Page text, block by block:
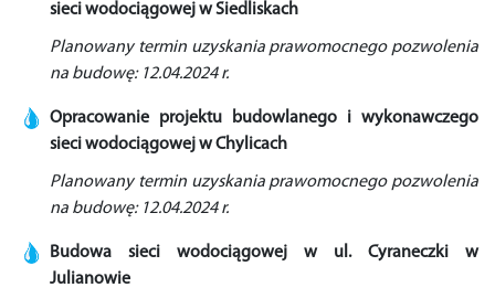
sieci wodociągowej w Siedliskach
Planowany termin uzyskania prawomocnego pozwolenia
na budowę: 12.04.2024 r.
Opracowanie projektu budowlanego i wykonawczego
sieci wodociągowej w Chylicach
Planowany termin uzyskania prawomocnego pozwolenia
na budowę: 12.04.2024 r.
Budowa sieci wodociągowej w ul. Cyraneczki w
Julianowie